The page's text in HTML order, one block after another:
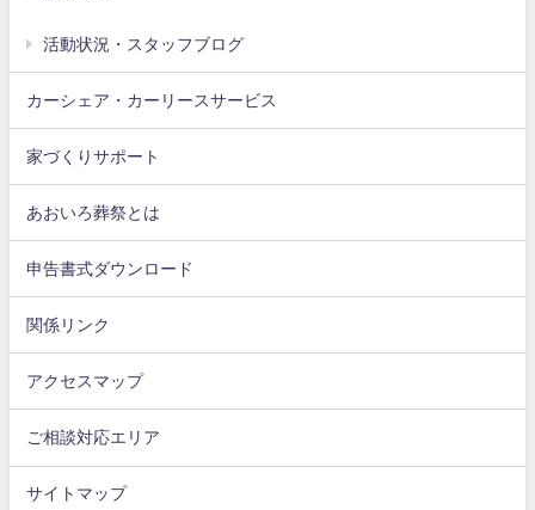
活動状況・スタッフブログ
カーシェア・カーリースサービス
家づくりサポート
あおいろ葬祭とは
申告書式ダウンロード
関係リンク
アクセスマップ
ご相談対応エリア
サイトマップ